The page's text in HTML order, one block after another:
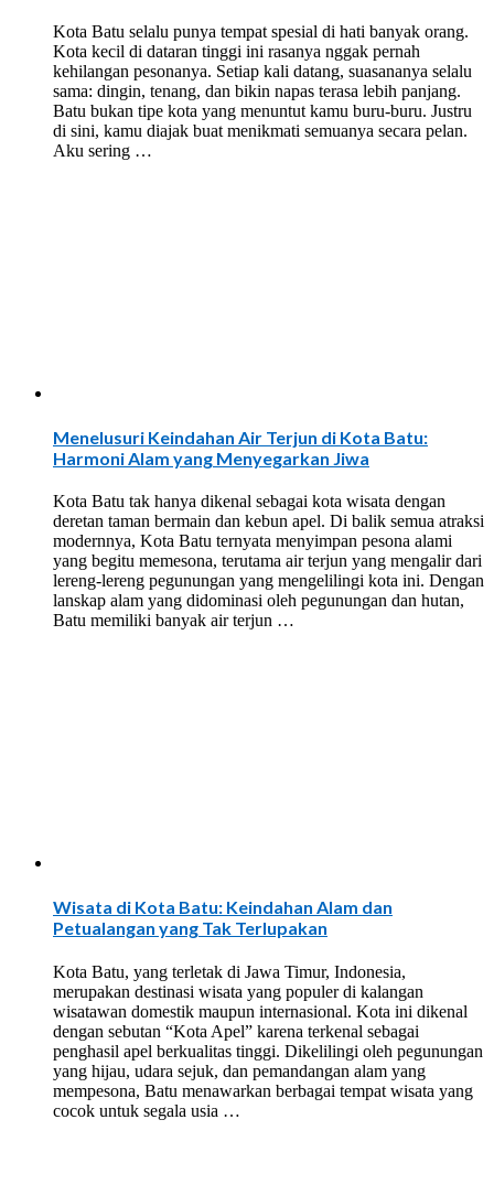
Kota Batu selalu punya tempat spesial di hati banyak orang.
Kota kecil di dataran tinggi ini rasanya nggak pernah
kehilangan pesonanya. Setiap kali datang, suasananya selalu
sama: dingin, tenang, dan bikin napas terasa lebih panjang.
Batu bukan tipe kota yang menuntut kamu buru-buru. Justru
di sini, kamu diajak buat menikmati semuanya secara pelan.
Aku sering …
Menelusuri Keindahan Air Terjun di Kota Batu:
Harmoni Alam yang Menyegarkan Jiwa
Kota Batu tak hanya dikenal sebagai kota wisata dengan
deretan taman bermain dan kebun apel. Di balik semua atraksi
modernnya, Kota Batu ternyata menyimpan pesona alami
yang begitu memesona, terutama air terjun yang mengalir dari
lereng-lereng pegunungan yang mengelilingi kota ini. Dengan
lanskap alam yang didominasi oleh pegunungan dan hutan,
Batu memiliki banyak air terjun …
Wisata di Kota Batu: Keindahan Alam dan
Petualangan yang Tak Terlupakan
Kota Batu, yang terletak di Jawa Timur, Indonesia,
merupakan destinasi wisata yang populer di kalangan
wisatawan domestik maupun internasional. Kota ini dikenal
dengan sebutan “Kota Apel” karena terkenal sebagai
penghasil apel berkualitas tinggi. Dikelilingi oleh pegunungan
yang hijau, udara sejuk, dan pemandangan alam yang
mempesona, Batu menawarkan berbagai tempat wisata yang
cocok untuk segala usia …